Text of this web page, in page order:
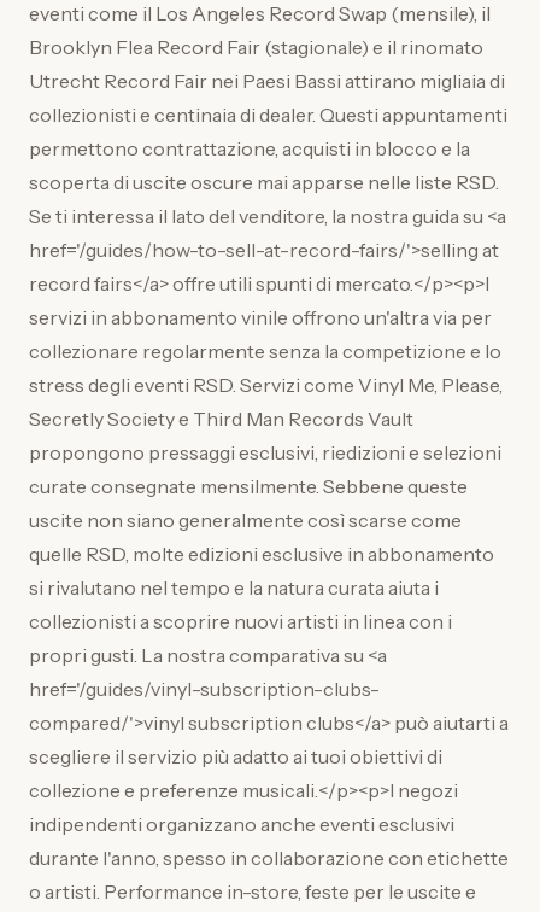
eventi come il Los Angeles Record Swap (mensile), il
Brooklyn Flea Record Fair (stagionale) e il rinomato
Utrecht Record Fair nei Paesi Bassi attirano migliaia di
collezionisti e centinaia di dealer. Questi appuntamenti
permettono contrattazione, acquisti in blocco e la
scoperta di uscite oscure mai apparse nelle liste RSD.
Se ti interessa il lato del venditore, la nostra guida su <a
href='/guides/how-to-sell-at-record-fairs/'>selling at
record fairs</a> offre utili spunti di mercato.</p><p>I
servizi in abbonamento vinile offrono un'altra via per
collezionare regolarmente senza la competizione e lo
stress degli eventi RSD. Servizi come Vinyl Me, Please,
Secretly Society e Third Man Records Vault
propongono pressaggi esclusivi, riedizioni e selezioni
curate consegnate mensilmente. Sebbene queste
uscite non siano generalmente così scarse come
quelle RSD, molte edizioni esclusive in abbonamento
si rivalutano nel tempo e la natura curata aiuta i
collezionisti a scoprire nuovi artisti in linea con i
propri gusti. La nostra comparativa su <a
href='/guides/vinyl-subscription-clubs-
compared/'>vinyl subscription clubs</a> può aiutarti a
scegliere il servizio più adatto ai tuoi obiettivi di
collezione e preferenze musicali.</p><p>I negozi
indipendenti organizzano anche eventi esclusivi
durante l'anno, spesso in collaborazione con etichette
o artisti. Performance in-store, feste per le uscite e